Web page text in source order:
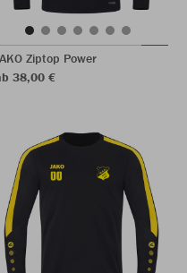
Ziptop Power
38,00 €